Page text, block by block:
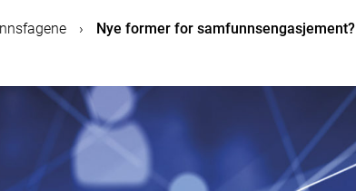
› Nye former for samfunnsengasjement?